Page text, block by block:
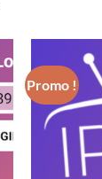
Promo !